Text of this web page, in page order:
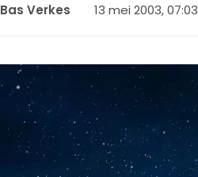
Bas Verkes 13 mei 2003, 07:03